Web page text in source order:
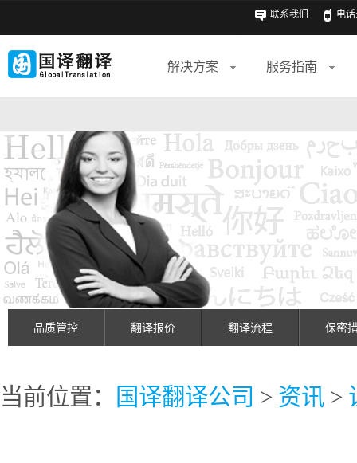
联系我们 电话
解决方案 服务指南
品质管控 翻译报价 翻译流程 保密
当前位置： 国译翻译公司 > 资讯 >